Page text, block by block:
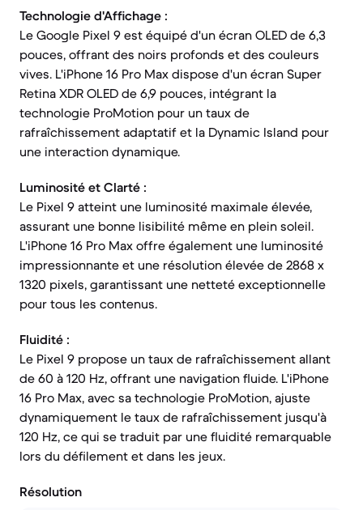
Technologie d'Affichage :
Le Google Pixel 9 est équipé d'un écran OLED de 6,3
pouces, offrant des noirs profonds et des couleurs
vives. L'iPhone 16 Pro Max dispose d'un écran Super
Retina XDR OLED de 6,9 pouces, intégrant la
technologie ProMotion pour un taux de
rafraîchissement adaptatif et la Dynamic Island pour
une interaction dynamique.
Luminosité et Clarté :
Le Pixel 9 atteint une luminosité maximale élevée,
assurant une bonne lisibilité même en plein soleil.
L'iPhone 16 Pro Max offre également une luminosité
impressionnante et une résolution élevée de 2868 x
1320 pixels, garantissant une netteté exceptionnelle
pour tous les contenus.
Fluidité :
Le Pixel 9 propose un taux de rafraîchissement allant
de 60 à 120 Hz, offrant une navigation fluide. L'iPhone
16 Pro Max, avec sa technologie ProMotion, ajuste
dynamiquement le taux de rafraîchissement jusqu'à
120 Hz, ce qui se traduit par une fluidité remarquable
lors du défilement et dans les jeux.
Résolution